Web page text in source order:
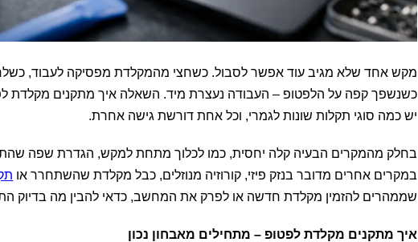
מקש אחד שלא מגיב עוד אפשר לסבול. כשחצי מהמקלדת מפסיקה לעבוד,
כשנשפך קפה על הלפטופ – העבודה נעצרת מיד. השאלה איך מתקנים מקלדת
יש כמה סוגי תקלות שונות לגמרי, וכל אחת דורשת גישה אחרת.
בחלק מהמקרים הבעיה קלה יחסית, כמו לכלוך מתחת למקש, הגדרת שפה
במקרים אחרים מדובר בנזק פיזי, קורוזיה מנוזלים, כבל מקלדת שהשתחרר או
שממהרים להזמין מקלדת חדשה או לפרק את המחשב, כדאי להבין מה בדיוק
איך מתקנים מקלדת לפטופ – מתחילים מאבחון נכון